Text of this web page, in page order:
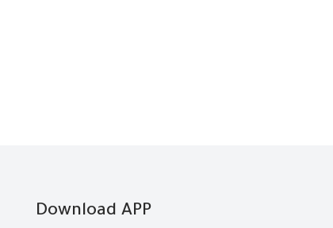
Download APP